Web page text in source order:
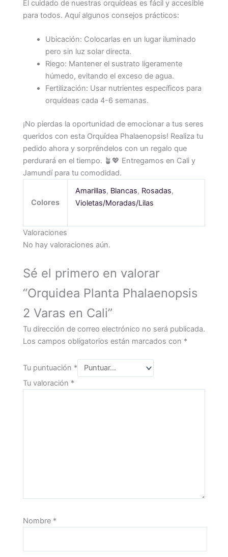
El cuidado de nuestras orquídeas es fácil y accesible
para todos. Aquí algunos consejos prácticos:
Ubicación: Colocarlas en un lugar iluminado
pero sin luz solar directa.
Riego: Mantener el sustrato ligeramente
húmedo, evitando el exceso de agua.
Fertilización: Usar nutrientes específicos para
orquídeas cada 4-6 semanas.
¡No pierdas la oportunidad de emocionar a tus seres
queridos con esta Orquídea Phalaenopsis! Realiza tu
pedido ahora y sorpréndelos con un regalo que
perdurará en el tiempo. 🪴💖 Entregamos en Cali y
Jamundí para tu comodidad.
Colores
Amarillas, Blancas, Rosadas,
Violetas/Moradas/Lilas
Valoraciones
No hay valoraciones aún.
Sé el primero en valorar
“Orquidea Planta Phalaenopsis
2 Varas en Cali”
Tu dirección de correo electrónico no será publicada.
Los campos obligatorios están marcados con *
Tu puntuación *
Tu valoración *
Nombre *